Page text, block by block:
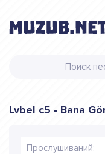
Lvbel c5 - Bana
Прослушиваний: